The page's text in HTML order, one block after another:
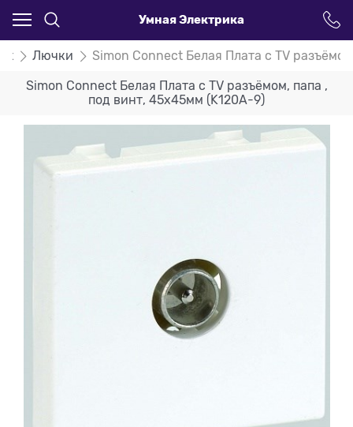
Умная Электрика
Лючки Simon Connect Белая Плата с TV
Simon Connect Белая Плата с TV разъёмом, папа ,
под винт, 45х45мм (K120A-9)